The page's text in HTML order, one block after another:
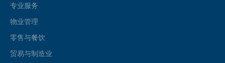
专业服务
物业管理
零售与餐饮
贸易与制造业